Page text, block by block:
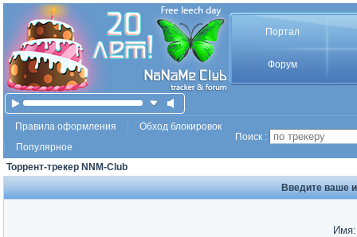
Портал
Форум
Правила оформления
Обход блокировок
Популярное
Поиск :
Торрент-трекер NNM-Club
Введите ваше
Имя: